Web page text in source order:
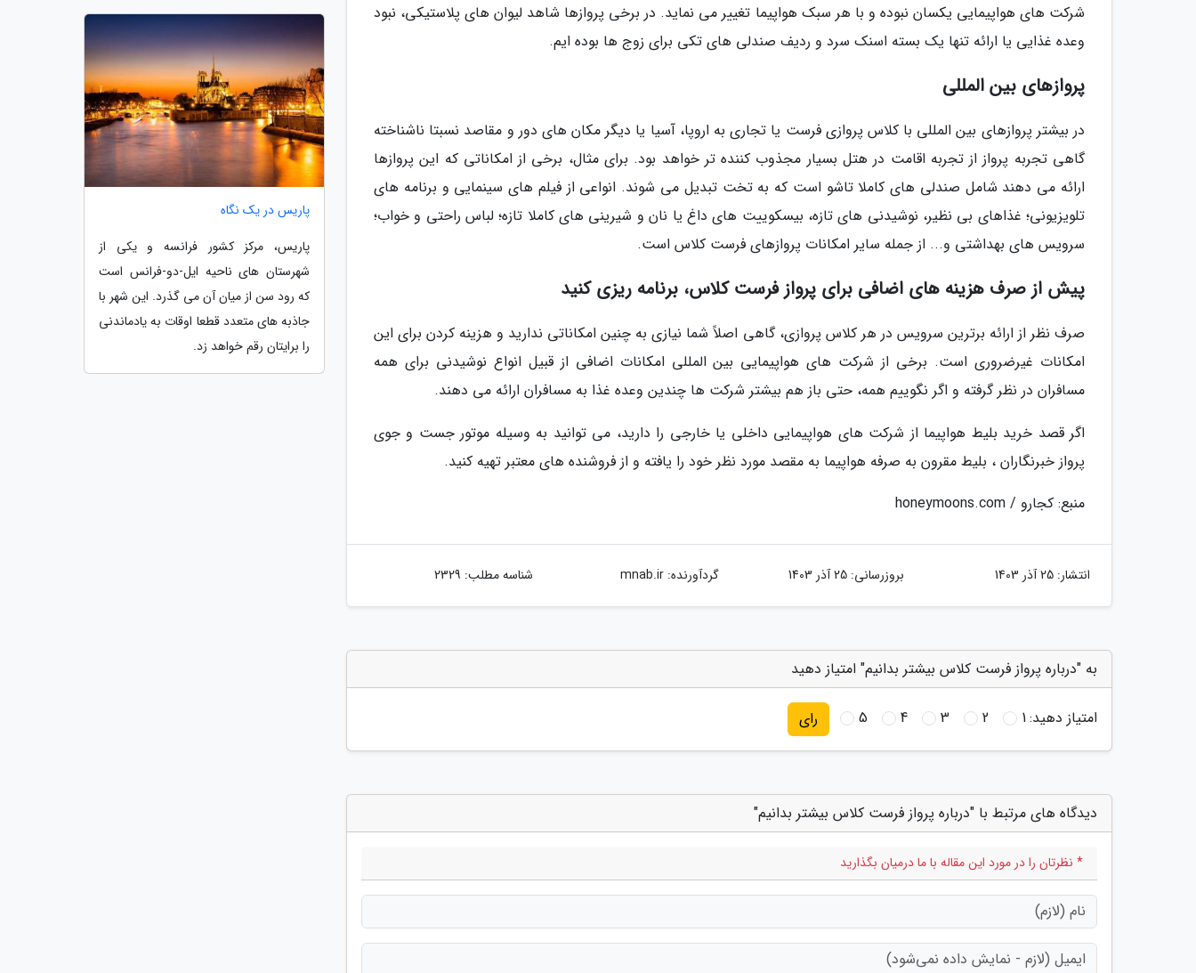
شرکت های هواپیمایی یکسان نبوده و با هر سبک هواپیما تغییر می نماید. در برخی پروازها شاهد لیوان های پلاستیکی، نبود
وعده غذایی یا ارائه تنها یک بسته اسنک سرد و ردیف صندلی های تکی برای زوج ها بوده ایم.
پروازهای بین المللی
در بیشتر پروازهای بین المللی با کلاس پروازی فرست یا تجاری به اروپا، آسیا یا دیگر مکان های دور و مقاصد نسبتا ناشناخته
گاهی تجربه پرواز از تجربه اقامت در هتل بسیار مجذوب کننده تر خواهد بود. برای مثال، برخی از امکاناتی که این پروازها
ارائه می دهند شامل صندلی های کاملا تاشو است که به تخت تبدیل می شوند. انواعی از فیلم های سینمایی و برنامه های
تلویزیونی؛ غذاهای بی نظیر، نوشیدنی های تازه، بیسکوییت های داغ یا نان و شیرینی های کاملا تازه؛ لباس راحتی و خواب؛
سرویس های بهداشتی و... از جمله سایر امکانات پروازهای فرست کلاس است.
پیش از صرف هزینه های اضافی برای پرواز فرست کلاس، برنامه ریزی کنید
صرف نظر از ارائه برترین سرویس در هر کلاس پروازی، گاهی اصلاً شما نیازی به چنین امکاناتی ندارید و هزینه کردن برای این
امکانات غیرضروری است. برخی از شرکت های هواپیمایی بین المللی امکانات اضافی از قبیل انواع نوشیدنی برای همه
مسافران در نظر گرفته و اگر نگوییم همه، حتی باز هم بیشتر شرکت ها چندین وعده غذا به مسافران ارائه می دهند.
اگر قصد خرید بلیط هواپیما از شرکت های هواپیمایی داخلی یا خارجی را دارید، می توانید به وسیله موتور جست و جوی
پرواز خبرنگاران ، بلیط مقرون به صرفه هواپیما به مقصد مورد نظر خود را یافته و از فروشنده های معتبر تهیه کنید.
منبع: کجارو / honeymoons.com
انتشار: 25 آذر 1403 بروزرسانی: 25 آذر 1403 گردآورنده:mnab.ir شناسه مطلب: 2329
به "درباره پرواز فرست کلاس بیشتر بدانیم" امتیاز دهید
امتیاز دهید:1
2
3
4
5 رای
دیدگاه های مرتبط با "درباره پرواز فرست کلاس بیشتر بدانیم"
* نظرتان را در مورد این مقاله با ما درمیان بگذارید
پاریس در یک نگاه
پاریس، مرکز کشور فرانسه و یکی از
شهرستان های ناحیه ایل-دو-فرانس است
که رود سن از میان آن می گذرد. این شهر با
جاذبه های متعدد قطعا اوقات به یادماندنی
را برایتان رقم خواهد زد.